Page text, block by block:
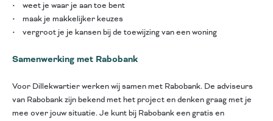
• weet je waar je aan toe bent
• maak je makkelijker keuzes
• vergroot je je kansen bij de toewijzing van een woning
Samenwerking met Rabobank
Voor Dillekwartier werken wij samen met Rabobank. De adviseurs
van Rabobank zijn bekend met het project en denken graag met je
mee over jouw situatie. Je kunt bij Rabobank een gratis en